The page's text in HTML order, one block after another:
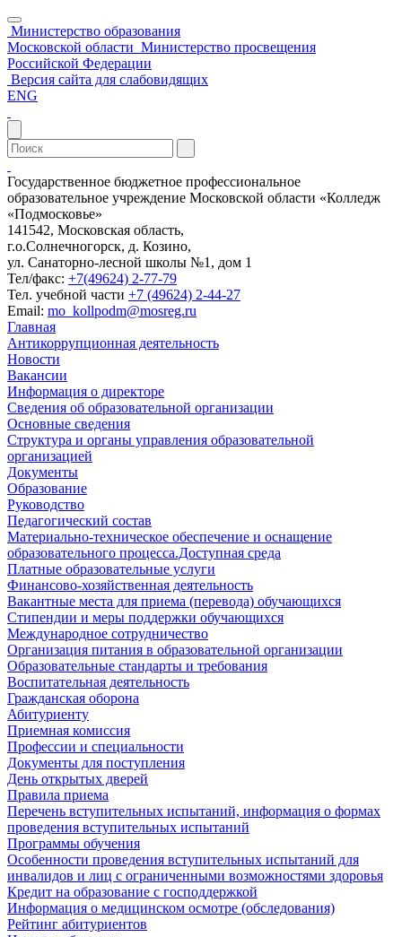
Министерство образования
Московской области Министерство просвещения
Российской Федерации
Версия сайта для слабовидящих
ENG
Государственное бюджетное профессиональное
образовательное учреждение Московской области «Колледж
«Подмосковье»
141542, Московская область,
г.о.Солнечногорск, д. Козино,
ул. Санаторно-лесной школы №1, дом 1
Тел/факс: +7(49624) 2-77-79
Тел. учебной части +7 (49624) 2-44-27
Email: mo_kollpodm@mosreg.ru
Главная
Антикоррупционная деятельность
Новости
Вакансии
Информация о директоре
Сведения об образовательной организации
Основные сведения
Структура и органы управления образовательной
организацией
Документы
Образование
Руководство
Педагогический состав
Материально-техническое обеспечение и оснащение
образовательного процесса.Доступная среда
Платные образовательные услуги
Финансово-хозяйственная деятельность
Вакантные места для приема (перевода) обучающихся
Стипендии и меры поддержки обучающихся
Международное сотрудничество
Организация питания в образовательной организации
Образовательные стандарты и требования
Воспитательная деятельность
Гражданская оборона
Абитуриенту
Приемная комиссия
Профессии и специальности
Документы для поступления
День открытых дверей
Правила приема
Перечень вступительных испытаний, информация о формах
проведения вступительных испытаний
Программы обучения
Особенности проведения вступительных испытаний для
инвалидов и лиц с ограниченными возможностями здоровья
Кредит на образование с господдержкой
Информация о медицинском осмотре (обследования)
Рейтинг абитуриентов